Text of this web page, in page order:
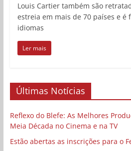
Louis Cartier também são
estreia em mais de 70 países e é
idiomas
Ler mais
Últimas Notícias
Reflexo do Blefe: As Melhores
Meia Década no Cinema e na TV
Estão abertas as inscrições para o